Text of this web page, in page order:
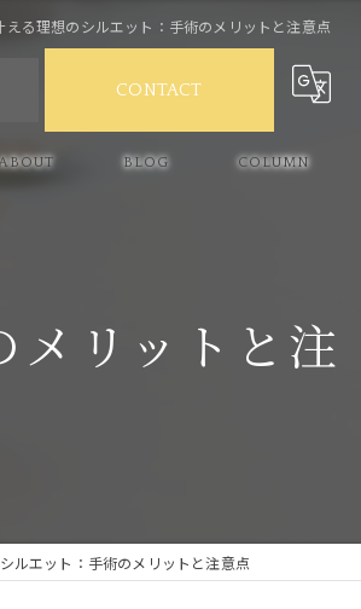
える理想のシルエット：手術のメリットと注意点
CONTACT
BLOG COLUMN
メリットと注
ルエット：手術のメリットと注意点